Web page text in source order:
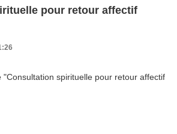
pour retour affectif